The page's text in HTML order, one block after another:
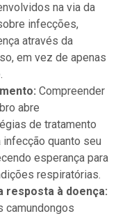
na via da
infecções,
através da
em vez de apenas
Compreender
abre
de tratamento
quanto seu
esperança para
respiratórias.
resposta à doença:
camundongos